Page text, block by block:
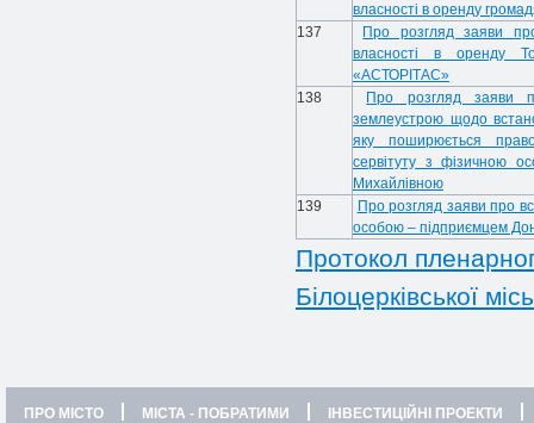
власності в оренду
137
Про розгляд заяви
власності в оренду
«АСТОРІТАС»
138
Про розгляд заяви
землеустрою щодо
яку поширюється
сервітуту з фізичною
Михайлівною
139
Про розгляд заяви про
особою – підприємцем
Протокол
Білоцерківської
ПРО МІСТО МІСТА - ПОБРАТИМИ ІНВЕСТИЦІЙНІ ПРОЕКТИ